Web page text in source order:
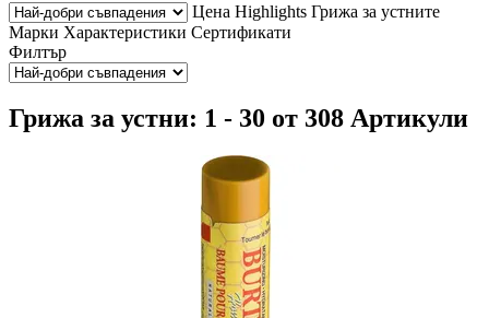
Цена Highlights Грижа за устните
Марки Характеристики Сертификати
Филтър
Грижа за устни: 1 - 30 от 308 Артикули